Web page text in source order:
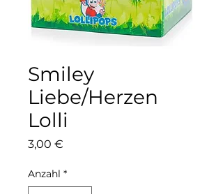
Smiley
Liebe/Herzen
Lolli
3,00 €
Anzahl *